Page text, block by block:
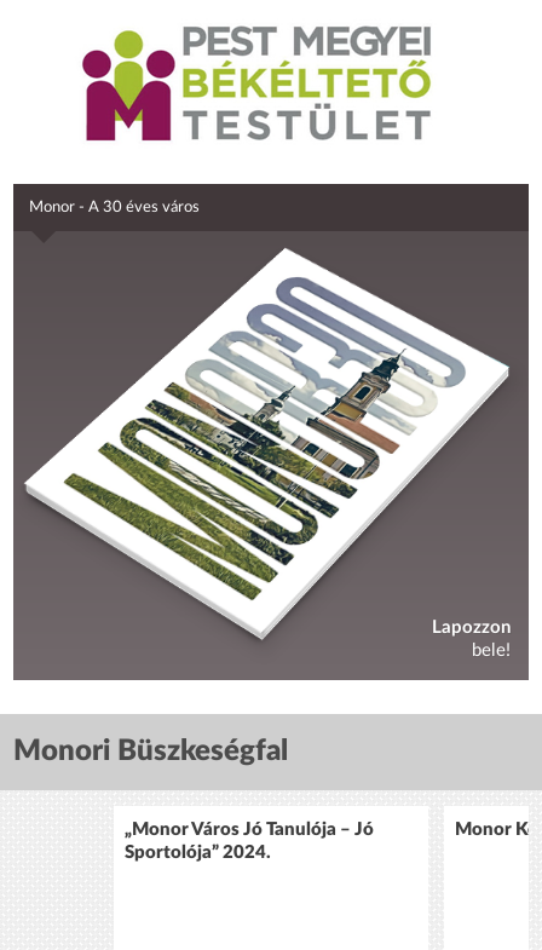
Monor - A 30 éves város
Lapozzon
bele!
Monori Büszkeségfal
„Monor Város Jó Tanulója – Jó
Sportolója” 2024.
Monor